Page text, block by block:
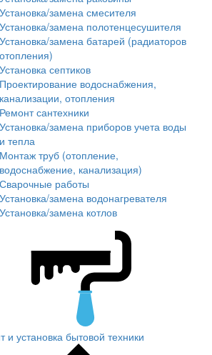
Установка/замена смесителя
Установка/замена полотенцесушителя
Установка/замена батарей (радиаторов
отопления)
Установка септиков
Проектирование водоснабжения,
канализации, отопления
Ремонт сантехники
Установка/замена приборов учета воды
и тепла
Монтаж труб (отопление,
водоснабжение, канализация)
Сварочные работы
Установка/замена водонагревателя
Установка/замена котлов
и установка бытовой техники